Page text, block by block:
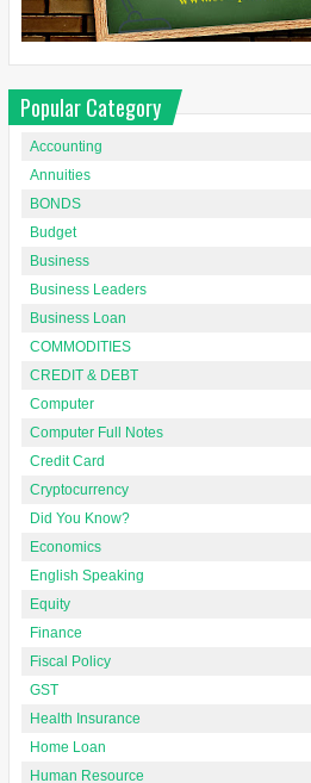
Popular Category
Accounting
Annuities
BONDS
Budget
Business
Business Leaders
Business Loan
COMMODITIES
CREDIT & DEBT
Computer
Computer Full Notes
Credit Card
Cryptocurrency
Did You Know?
Economics
English Speaking
Equity
Finance
Fiscal Policy
GST
Health Insurance
Home Loan
Human Resource